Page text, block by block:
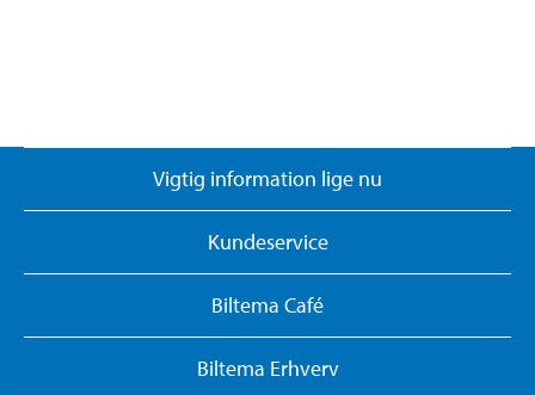
Vigtig information lige nu
Kundeservice
Biltema Café
Biltema Erhverv